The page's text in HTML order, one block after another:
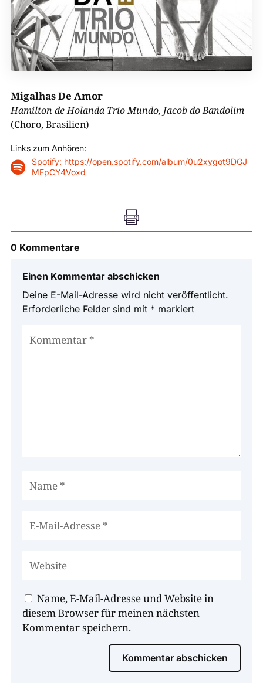
Migalhas De Amor
Hamilton de Holanda Trio Mundo, Jacob do Bandolim
(Choro, Brasilien)
Links zum Anhören:

Spotify: https://open.spotify.com/album/0u2xygot9DGJ
MFpCY4Voxd

0 Kommentare
Einen Kommentar abschicken
Deine E-Mail-Adresse wird nicht veröffentlicht.
Erforderliche Felder sind mit * markiert
Name, E-Mail-Adresse und Website in
diesem Browser für meinen nächsten
Kommentar speichern.
Kommentar abschicken